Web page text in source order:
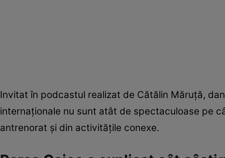
Invitat în podcastul realizat de Cătălin Măruță,
internaționale nu sunt atât de spectaculoase pe
antrenorat și din activitățile conexe.